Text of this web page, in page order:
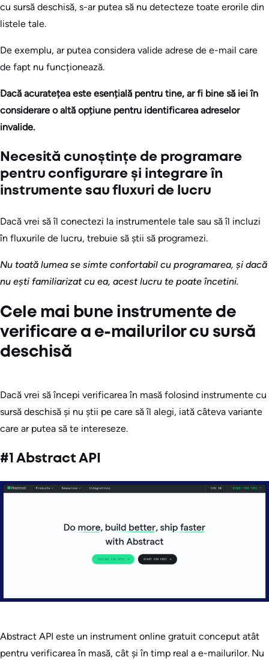
cu sursă deschisă, s-ar putea să nu detecteze toate erorile din
listele tale.
De exemplu, ar putea considera valide adrese de e-mail care
de fapt nu funcționează.
Dacă acuratețea este esențială pentru tine, ar fi bine să iei în
considerare o altă opțiune pentru identificarea adreselor
invalide.
Necesită cunoștințe de programare
pentru configurare și integrare în
instrumente sau fluxuri de lucru
Dacă vrei să îl conectezi la instrumentele tale sau să îl incluzi
în fluxurile de lucru, trebuie să știi să programezi.
Nu toată lumea se simte confortabil cu programarea, și dacă
nu ești familiarizat cu ea, acest lucru te poate încetini.
Cele mai bune instrumente de
verificare a e-mailurilor cu sursă
deschisă
Dacă vrei să începi verificarea în masă folosind instrumente cu
sursă deschisă și nu știi pe care să îl alegi, iată câteva variante
care ar putea să te intereseze.
#1 Abstract API
Abstract API este un instrument online gratuit conceput atât
pentru verificarea în masă, cât și în timp real a e-mailurilor. Nu